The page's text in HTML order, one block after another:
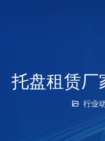
托盘租赁厂
行业